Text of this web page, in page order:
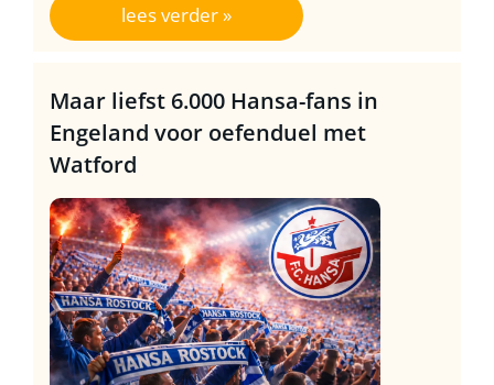
lees verder »
Maar liefst 6.000 Hansa-fans in
Engeland voor oefenduel met
Watford